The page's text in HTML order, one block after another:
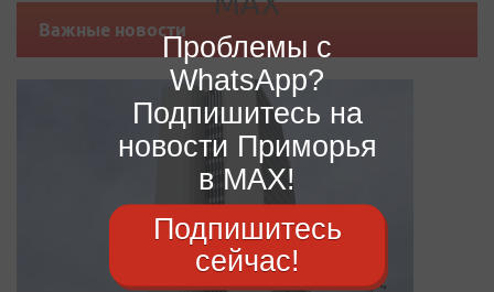
Важные новостиПроблемы с
WhatsApp?
Подпишитесь на
новости Приморья
в MAX!
Подпишитесь
сейчас!